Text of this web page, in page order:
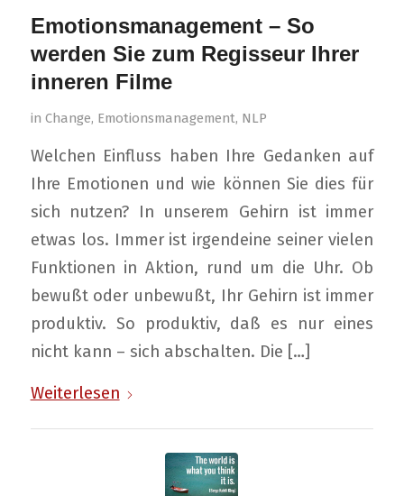
Emotionsmanagement – So
werden Sie zum Regisseur Ihrer
inneren Filme
in Change, Emotionsmanagement, NLP
Welchen Einfluss haben Ihre Gedanken auf
Ihre Emotionen und wie können Sie dies für
sich nutzen? In unserem Gehirn ist immer
etwas los. Immer ist irgendeine seiner vielen
Funktionen in Aktion, rund um die Uhr. Ob
bewußt oder unbewußt, Ihr Gehirn ist immer
produktiv. So produktiv, daß es nur eines
nicht kann – sich abschalten. Die […]
Weiterlesen